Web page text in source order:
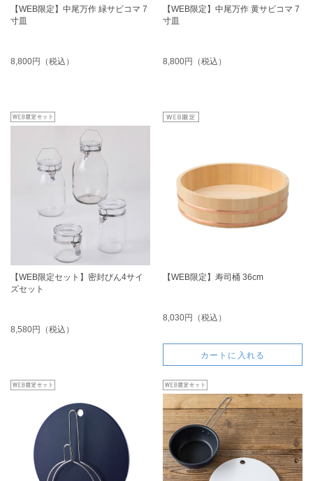
【WEB限定】中尾万作 緑サビコマ 7
寸皿
8,800円（税込）
【WEB限定】中尾万作 黄サビコマ 7
寸皿
8,800円（税込）
【WEB限定セット】密封びん4サイ
ズセット
8,580円（税込）
【WEB限定】寿司桶 36cm
8,030円（税込）
カートに入れる